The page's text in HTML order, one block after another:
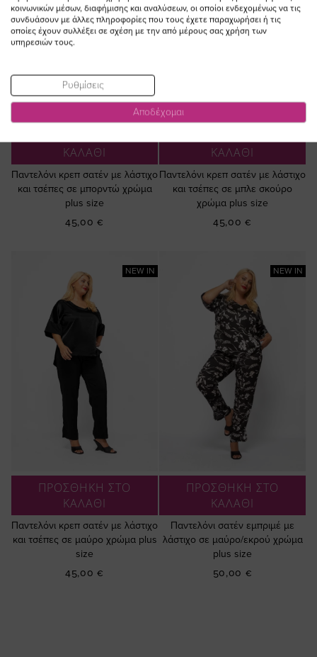
ΚΑΛΑΘΙ
Παντελόνι κρεπ σατέν με λάστιχο
και τσέπες σε μπορντώ χρώμα
plus size
45,00 €
ΚΑΛΑΘΙ
Παντελόνι κρεπ σατέν με λάστιχο
και τσέπες σε μπλε σκούρο
χρώμα plus size
45,00 €
NEW IN
ΠΡΟΣΘΗΚΗ ΣΤΟ
ΚΑΛΑΘΙ
Παντελόνι κρεπ σατέν με λάστιχο
και τσέπες σε μαύρο χρώμα plus
size
45,00 €
NEW IN
ΠΡΟΣΘΗΚΗ ΣΤΟ
ΚΑΛΑΘΙ
Παντελόνι σατέν εμπριμέ με
λάστιχο σε μαύρο/εκρού χρώμα
plus size
50,00 €
κοινωνικών μέσων, διαφήμισης και αναλύσεων, οι οποίοι ενδεχομένως να τις
συνδυάσουν με άλλες πληροφορίες που τους έχετε παραχωρήσει ή τις
οποίες έχουν συλλέξει σε σχέση με την από μέρους σας χρήση των
υπηρεσιών τους.
Ρυθμίσεις
Αποδέχομαι